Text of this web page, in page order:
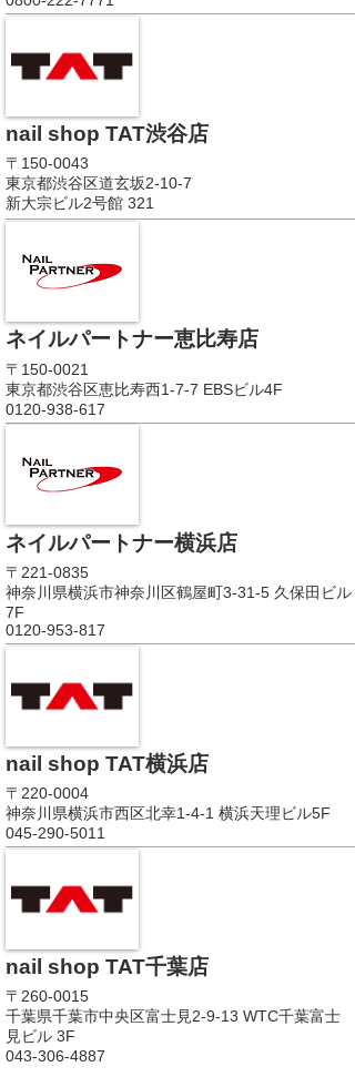
nail shop TAT渋谷店
〒150-0043
東京都渋谷区道玄坂2-10-7
新大宗ビル2号館 321
ネイルパートナー恵比寿店
〒150-0021
東京都渋谷区恵比寿西1-7-7 EBSビル4F
0120-938-617
ネイルパートナー横浜店
〒221-0835
神奈川県横浜市神奈川区鶴屋町3-31-5 久保田ビル
7F
0120-953-817
nail shop TAT横浜店
〒220-0004
神奈川県横浜市西区北幸1-4-1 横浜天理ビル5F
045-290-5011
nail shop TAT千葉店
〒260-0015
千葉県千葉市中央区富士見2-9-13 WTC千葉富士
見ビル 3F
043-306-4887